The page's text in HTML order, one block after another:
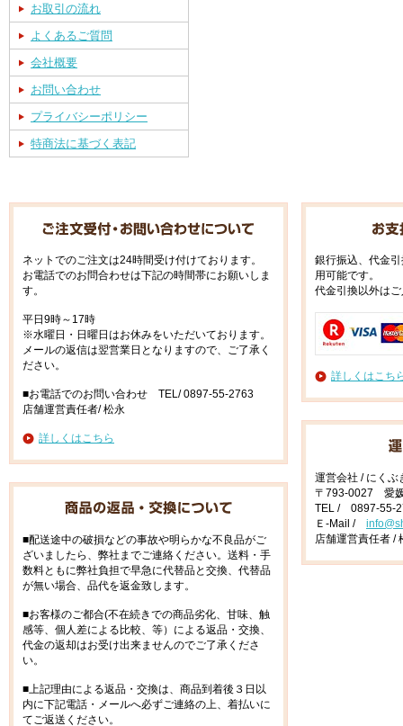
お取引の流れ
よくあるご質問
会社概要
お問い合わせ
プライバシーポリシー
特商法に基づく表記
ネットでのご注文は24時間受け付けております。
お電話でのお問合わせは下記の時間帯にお願いしま
す。
平日9時～17時
※水曜日・日曜日はお休みをいただいております。
メールの返信は翌営業日となりますので、ご了承く
ださい。
■お電話でのお問い合わせ TEL/ 0897-55-2763
店舗運営責任者/ 松永
詳しくはこちら
■配送途中の破損などの事故や明らかな不良品がご
ざいましたら、弊社までご連絡ください。送料・手
数料ともに弊社負担で早急に代替品と交換、代替品
が無い場合、品代を返金致します。
■お客様のご都合(不在続きでの商品劣化、甘味、触
感等、個人差による比較、等）による返品・交換、
代金の返却はお受け出来ませんのでご了承くださ
い。
■上記理由による返品・交換は、商品到着後３日以
内に下記電話・メールへ必ずご連絡の上、着払いに
てご返送ください。
銀行振込、代金
用可能です。
代金引換以外は
詳しくはこち
運営会社 / にくぶ
〒793-0027 愛
TEL / 0897-55-
Ｅ-Mail /
店舗運営責任者 /